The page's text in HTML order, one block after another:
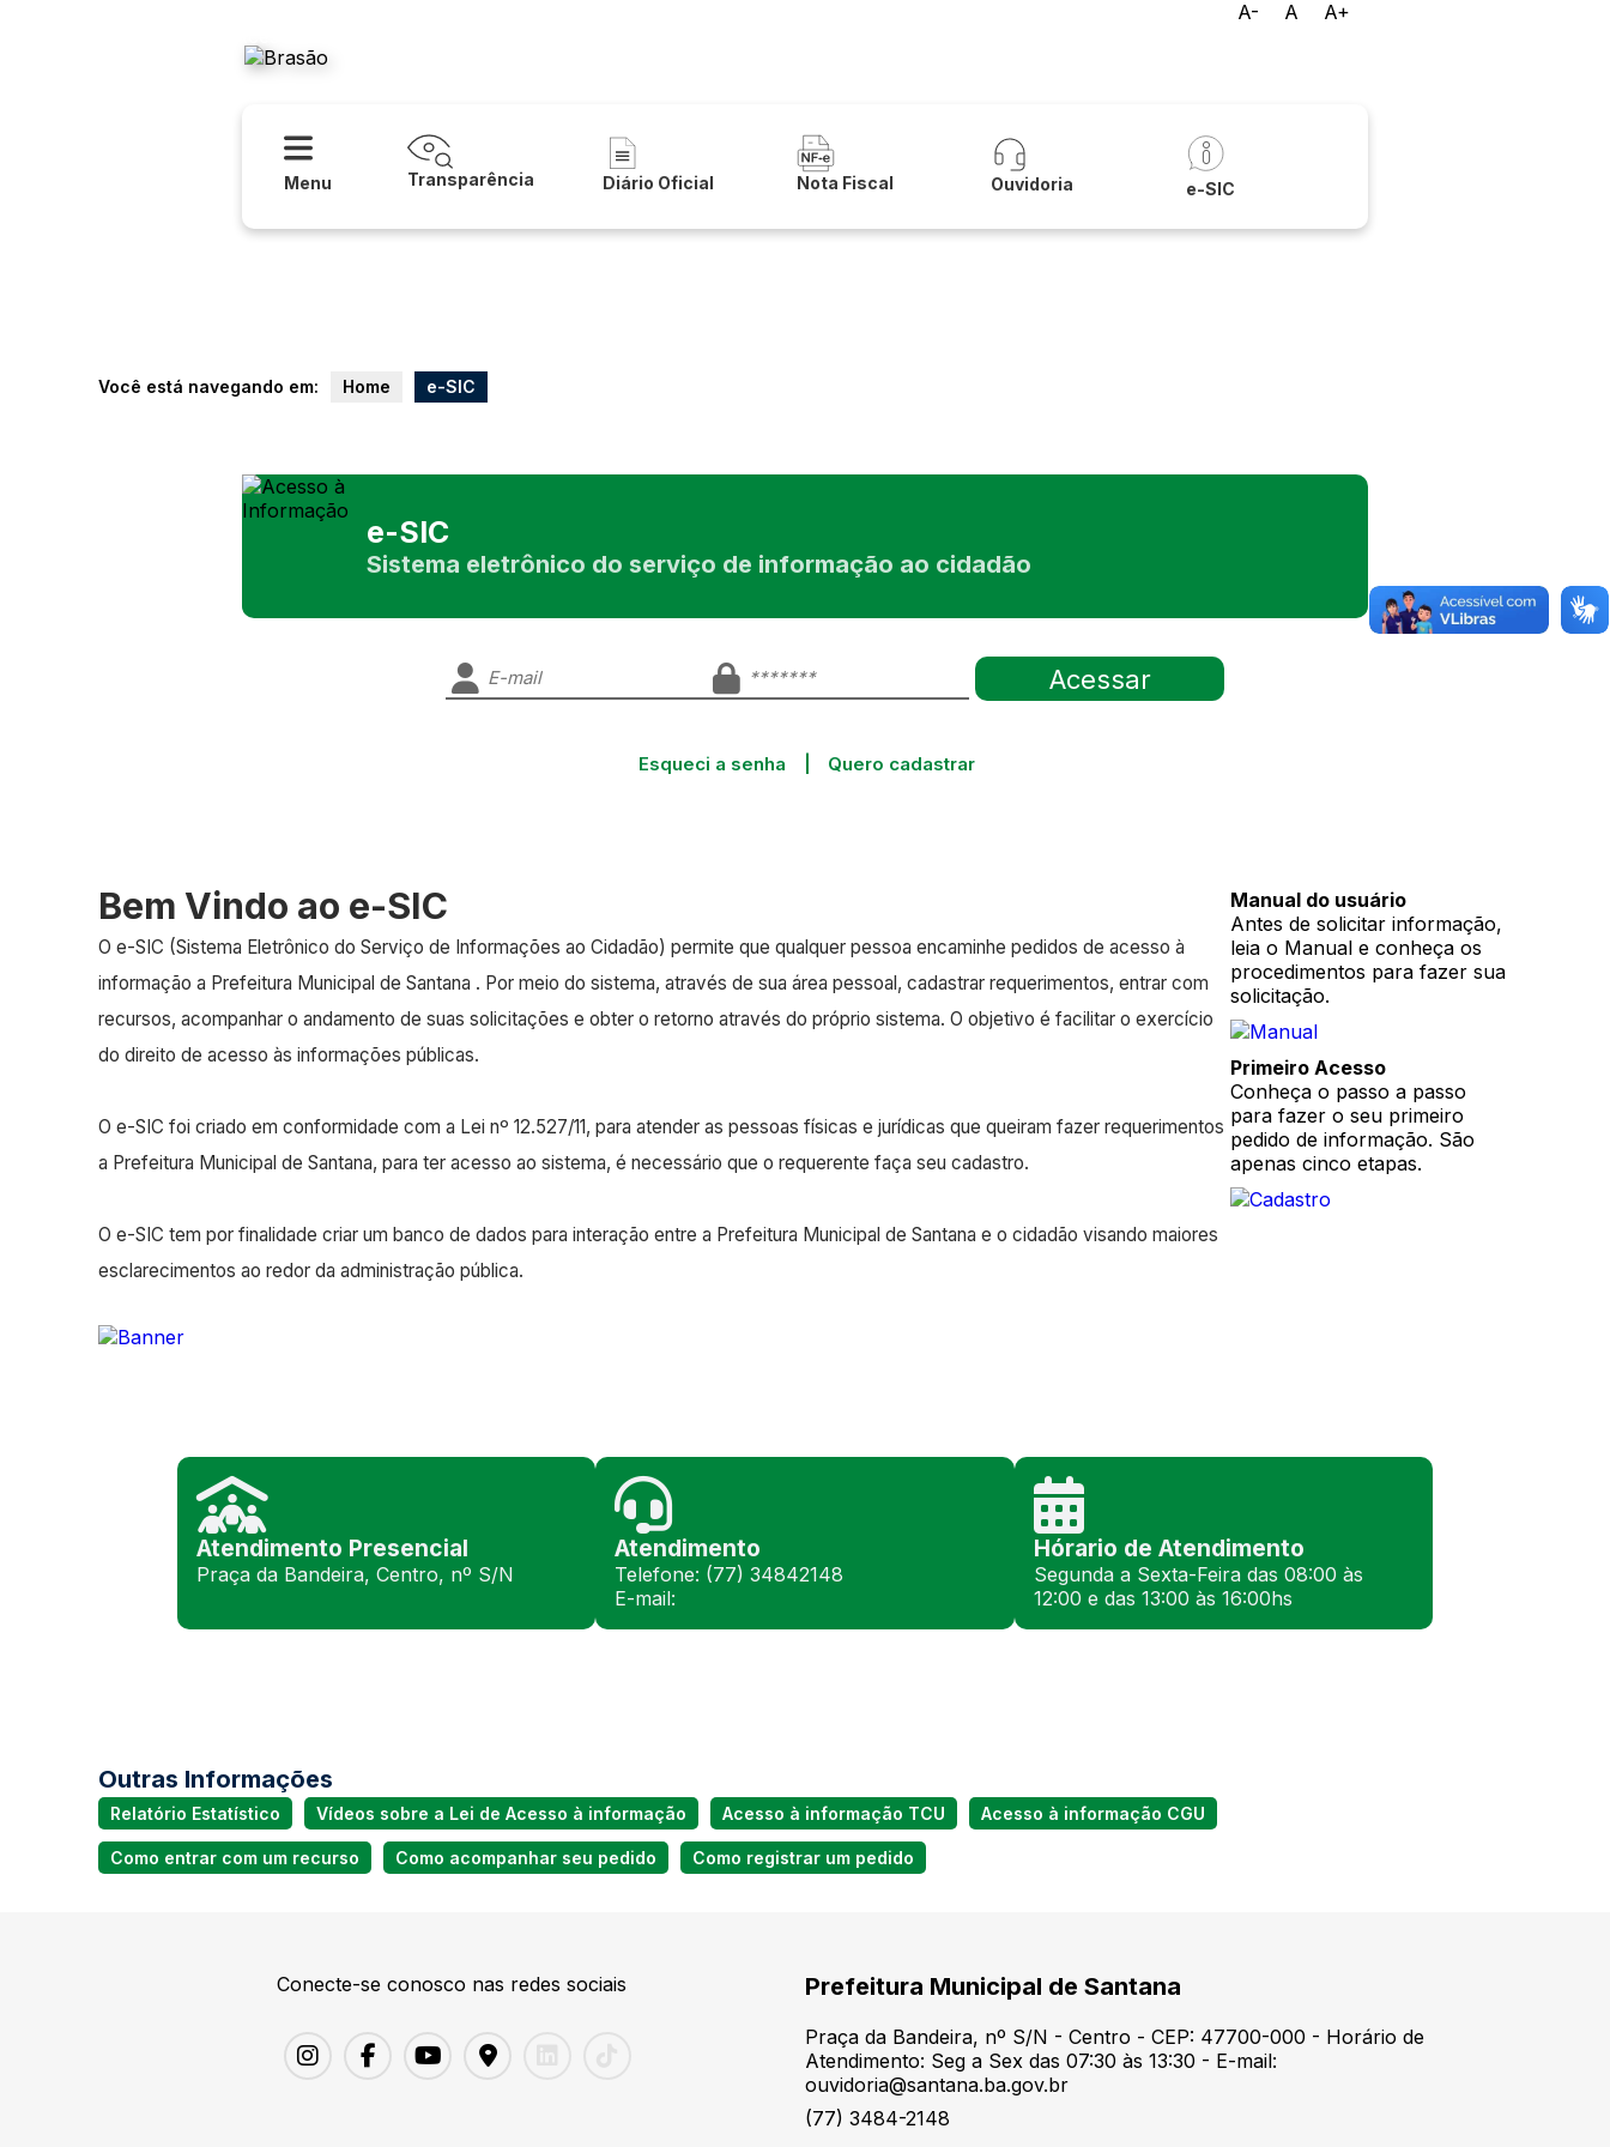
A- A
A+
Menu Transparência Diário Oficial Nota Fiscal Ouvidoria e-SIC
Você está navegando em: Home e-SIC
e-SIC
Sistema eletrônico do serviço de informação ao cidadão
Esqueci a senha Quero cadastrar
Bem Vindo ao e-SIC
O e-SIC (Sistema Eletrônico do Serviço de Informações ao Cidadão) permite que qualquer pessoa encaminhe pedidos de acesso à
informação a Prefeitura Municipal de Santana . Por meio do sistema, através de sua área pessoal, cadastrar requerimentos, entrar com
recursos, acompanhar o andamento de suas solicitações e obter o retorno através do próprio sistema. O objetivo é facilitar o exercício
do direito de acesso às informações públicas.
O e-SIC foi criado em conformidade com a Lei nº 12.527/11, para atender as pessoas físicas e jurídicas que queiram fazer requerimentos
a Prefeitura Municipal de Santana, para ter acesso ao sistema, é necessário que o requerente faça seu cadastro.
O e-SIC tem por finalidade criar um banco de dados para interação entre a Prefeitura Municipal de Santana e o cidadão visando maiores
esclarecimentos ao redor da administração pública.
Manual do usuário
Antes de solicitar informação,
leia o Manual e conheça os
procedimentos para fazer sua
solicitação.
Primeiro Acesso
Conheça o passo a passo
para fazer o seu primeiro
pedido de informação. São
apenas cinco etapas.
Atendimento Presencial
Praça da Bandeira, Centro, nº S/N
Atendimento
Telefone: (77) 34842148
E-mail:
Hórario de Atendimento
Segunda a Sexta-Feira das 08:00 às
12:00 e das 13:00 às 16:00hs
Outras Informações
Relatório Estatístico Vídeos sobre a Lei de Acesso à informação Acesso à informação TCU Acesso à informação CGU
Como entrar com um recurso Como acompanhar seu pedido Como registrar um pedido
Conecte-se conosco nas redes sociais Prefeitura Municipal de Santana
Praça da Bandeira, nº S/N - Centro - CEP: 47700-000 - Horário de
Atendimento: Seg a Sex das 07:30 às 13:30 - E-mail:
ouvidoria@santana.ba.gov.br
(77) 3484-2148